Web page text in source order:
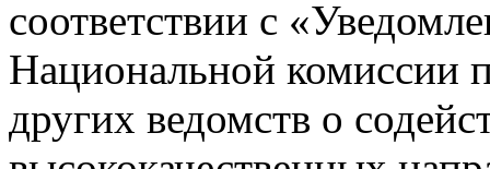
соответствии с
Национальной комиссии
других ведомств о